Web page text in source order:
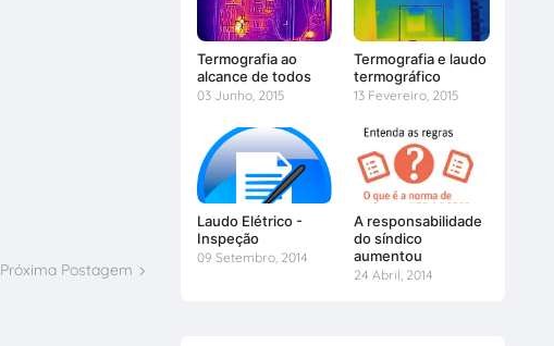
Próxima Postagem
Termografia ao
alcance de todos
03 Junho, 2015
Termografia e laudo
termográfico
13 Fevereiro, 2015
Laudo Elétrico -
Inspeção
09 Setembro, 2014
A responsabilidade
do síndico
aumentou
24 Abril, 2014